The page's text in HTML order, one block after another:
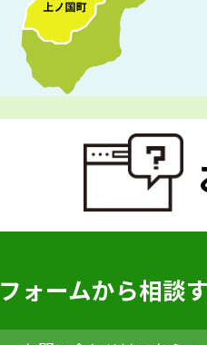
フォームから相談